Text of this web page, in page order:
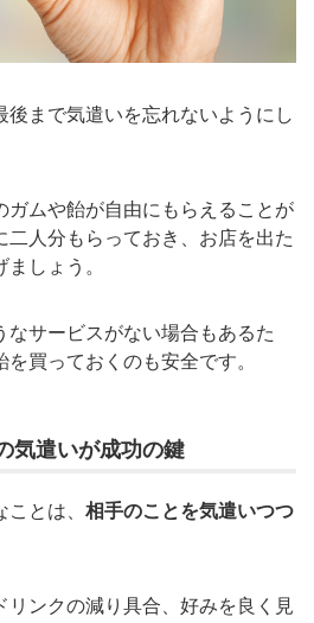
後まで気遣いを忘れないようにし
ガムや飴が自由にもらえることが
二人分もらっておき、お店を出た
しょう。
なサービスがない場合もあるた
買っておくのも安全です。
気遣いが成功の鍵
とは、 相手のことを気遣いつつ
リンクの減り具合、好みを良く見